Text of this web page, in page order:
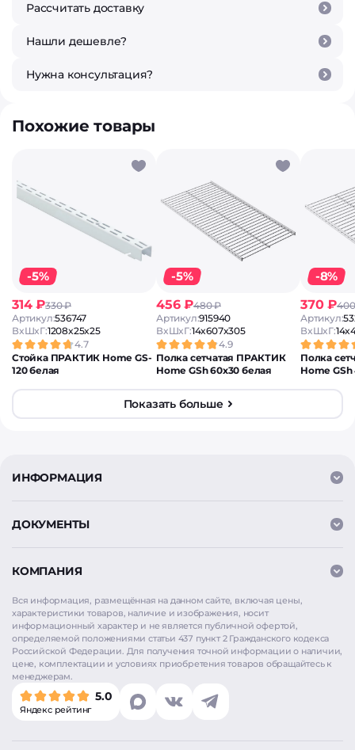
Рассчитать доставку
Нашли дешевле?
Нужна консультация?
Похожие товары
-5%
314 ₽330 ₽
Артикул:536747
ВxШxГ:1208x25x25
4.7
Стойка ПРАКТИК Home GS-
120 белая
-5%
456 ₽480 ₽
Артикул:915940
ВxШxГ:14x607x305
4.9
Полка сетчатая ПРАКТИК
Home GSh 60х30 белая
-8%
370 ₽
Артикул:
ВxШxГ:
Полка
Home GSh
Показать больше
Вся информация, размещённая на данном сайте, включая цены,
характеристики товаров, наличие и изображения, носит
информационный характер и не является публичной офертой,
определяемой положениями статьи 437 пункт 2 Гражданского кодекса
Российской Федерации. Для получения точной информации о наличии,
цене, комплектации и условиях приобретения товаров обращайтесь к
менеджерам.
5.0
Яндекс рейтинг
ИНФОРМАЦИЯ
ДОКУМЕНТЫ
КОМПАНИЯ
Мы используем
работы сайта. Продолжая использовать сайт, вы
соглашаетесь на использование cookie. Нажимая
«Согласен», вы также даёте согласие на обработку